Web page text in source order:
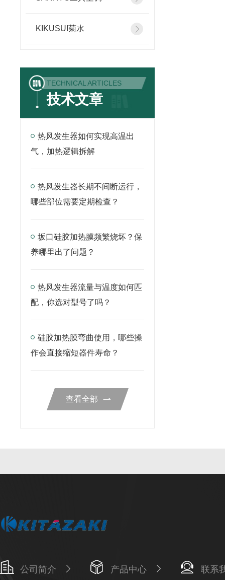
KIKUSUI菊水
TECHNICAL ARTICLES
技术文章
热风发生器如何实现高温出
气，加热逻辑拆解
热风发生器长期不间断运行，
哪些部位需要定期检查？
坂口硅胶加热膜频繁烧坏？保
养哪里出了问题？
热风发生器流量与温度如何匹
配，你选对型号了吗？
硅胶加热膜弯曲使用，哪些操
作会直接缩短器件寿命？
查看全部
公司简介 产品中心 联系